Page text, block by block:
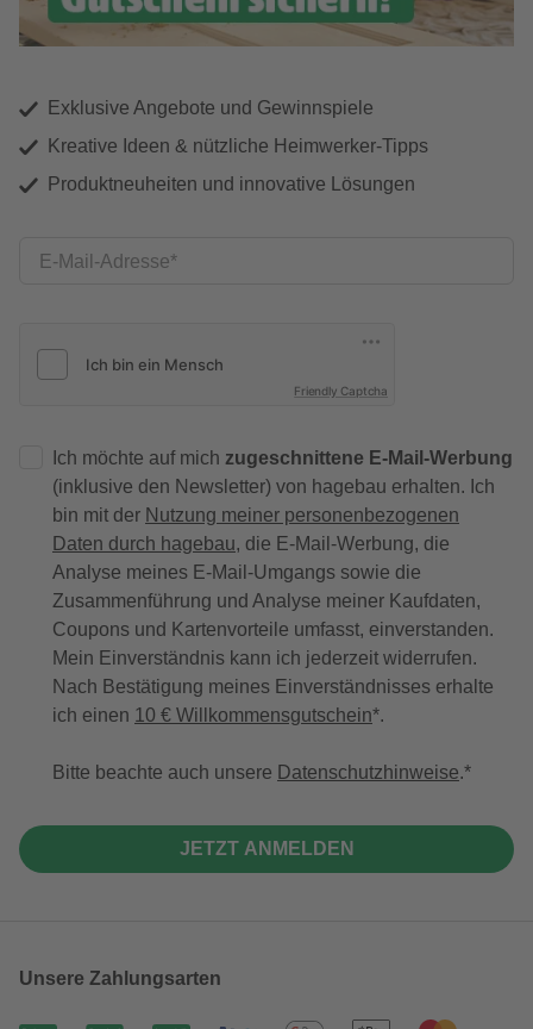
Exklusive Angebote und Gewinnspiele
Kreative Ideen & nützliche Heimwerker-Tipps
Produktneuheiten und innovative Lösungen
E-Mail-Adresse
Friendly Captcha
Ich möchte auf mich zugeschnittene E-Mail-Werbung
(inklusive den Newsletter) von hagebau erhalten. Ich
bin mit der Nutzung meiner personenbezogenen
Daten durch hagebau, die E-Mail-Werbung, die
Analyse meines E-Mail-Umgangs sowie die
Zusammenführung und Analyse meiner Kaufdaten,
Coupons und Kartenvorteile umfasst, einverstanden.
Mein Einverständnis kann ich jederzeit widerrufen.
Nach Bestätigung meines Einverständnisses erhalte
ich einen 10 € Willkommensgutschein*.
Bitte beachte auch unsere Datenschutzhinweise.
JETZT ANMELDEN
Unsere Zahlungsarten